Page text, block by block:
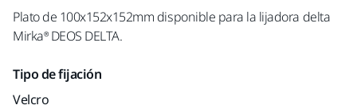
Plato de 100x152x152mm disponible para la lijadora delta
Mirka® DEOS DELTA.
Tipo de fijación
Velcro